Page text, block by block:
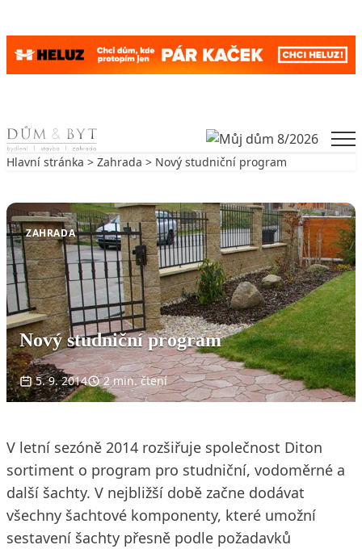
Skip to content
Hlavní stránka > Zahrada > Nový studniční program
ZAHRADA
Nový studniční program
5. 9. 2014 2 min. čtení
V letní sezóně 2014 rozšiřuje společnost Diton
sortiment o program pro studniční, vodoměrné a
další šachty. V nejbližší době začne dodávat
všechny šachtové komponenty, které umožní
sestavení šachty přesně podle požadavků